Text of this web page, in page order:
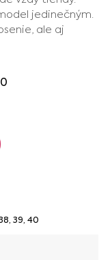
jedinečným.
ale aj
, 39, 40